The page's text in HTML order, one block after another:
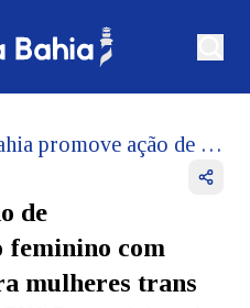
Bahia promove ação de empreendedorismo feminino com vagas gratuitas para mulheres trans
de
feminino com
mulheres trans